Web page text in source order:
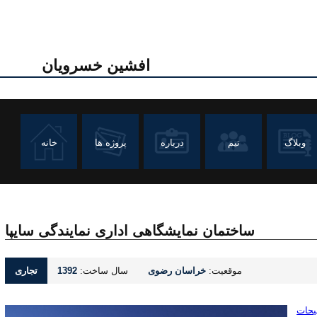
افشین خسرویان
خانه پروژه ها درباره تیم وبلاگ
ساختمان نمایشگاهی اداری نمایندگی سایپا
تجاری سال ساخت:1392 موقعیت:خراسان رضوی